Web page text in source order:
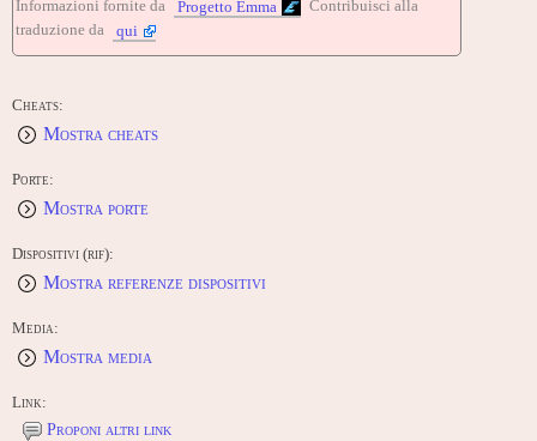
Informazioni fornite da Progetto Emma
Contribuisci alla
traduzione da
qui
Cheats:
Mostra cheats
Porte:
Mostra porte
Dispositivi (rif):
Mostra referenze dispositivi
Media:
Mostra media
Link:
Proponi altri link